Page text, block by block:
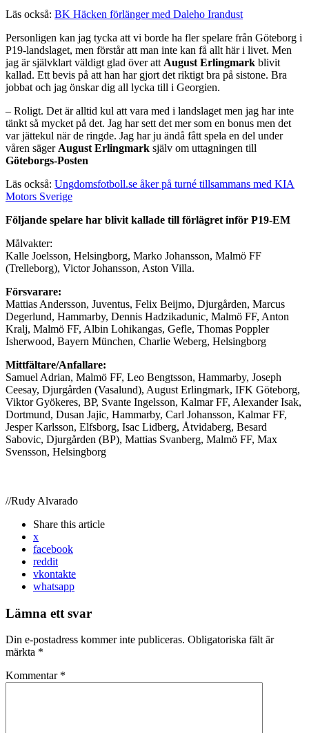
Läs också: BK Häcken förlänger med Daleho Irandust
Personligen kan jag tycka att vi borde ha fler spelare från Göteborg i
P19-landslaget, men förstår att man inte kan få allt här i livet. Men
jag är självklart väldigt glad över att August Erlingmark blivit
kallad. Ett bevis på att han har gjort det riktigt bra på sistone. Bra
jobbat och jag önskar dig all lycka till i Georgien.
– Roligt. Det är alltid kul att vara med i landslaget men jag har inte
tänkt så mycket på det. Jag har sett det mer som en bonus men det
var jättekul när de ringde. Jag har ju ändå fått spela en del under
våren säger August Erlingmark själv om uttagningen till
Göteborgs-Posten
Läs också: Ungdomsfotboll.se åker på turné tillsammans med KIA
Motors Sverige
Följande spelare har blivit kallade till förlägret inför P19-EM
Målvakter:
Kalle Joelsson, Helsingborg, Marko Johansson, Malmö FF
(Trelleborg), Victor Johansson, Aston Villa.
Försvarare:
Mattias Andersson, Juventus, Felix Beijmo, Djurgården, Marcus
Degerlund, Hammarby, Dennis Hadzikadunic, Malmö FF, Anton
Kralj, Malmö FF, Albin Lohikangas, Gefle, Thomas Poppler
Isherwood, Bayern München, Charlie Weberg, Helsingborg
Mittfältare/Anfallare:
Samuel Adrian, Malmö FF, Leo Bengtsson, Hammarby, Joseph
Ceesay, Djurgården (Vasalund), August Erlingmark, IFK Göteborg,
Viktor Gyökeres, BP, Svante Ingelsson, Kalmar FF, Alexander Isak,
Dortmund, Dusan Jajic, Hammarby, Carl Johansson, Kalmar FF,
Jesper Karlsson, Elfsborg, Isac Lidberg, Åtvidaberg, Besard
Sabovic, Djurgården (BP), Mattias Svanberg, Malmö FF, Max
Svensson, Helsingborg
//Rudy Alvarado
Share this article
x
facebook
reddit
vkontakte
whatsapp
Lämna ett svar
Din e-postadress kommer inte publiceras. Obligatoriska fält är
märkta *
Kommentar *